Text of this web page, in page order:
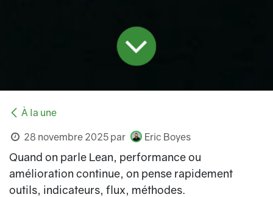
À la une
28 novembre 2025 par Eric Boyes
Quand on parle Lean, performance ou
amélioration continue, on pense rapidement
outils, indicateurs, flux, méthodes.